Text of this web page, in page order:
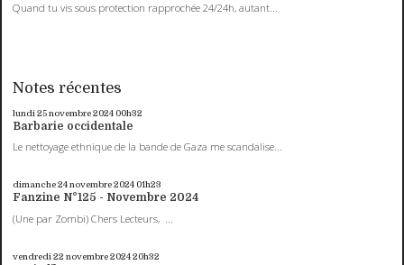
Quand tu vis sous protection rapprochée 24/24h, autant...
Notes récentes
lundi 25novembre 2024 00h32
Barbarie occidentale
Le nettoyage ethnique de la bande de Gaza me scandalise...
dimanche 24novembre 2024 01h23
Fanzine N°125 - Novembre 2024
(Une par Zombi) Chers Lecteurs, ...
vendredi 22 novembre 202420h32